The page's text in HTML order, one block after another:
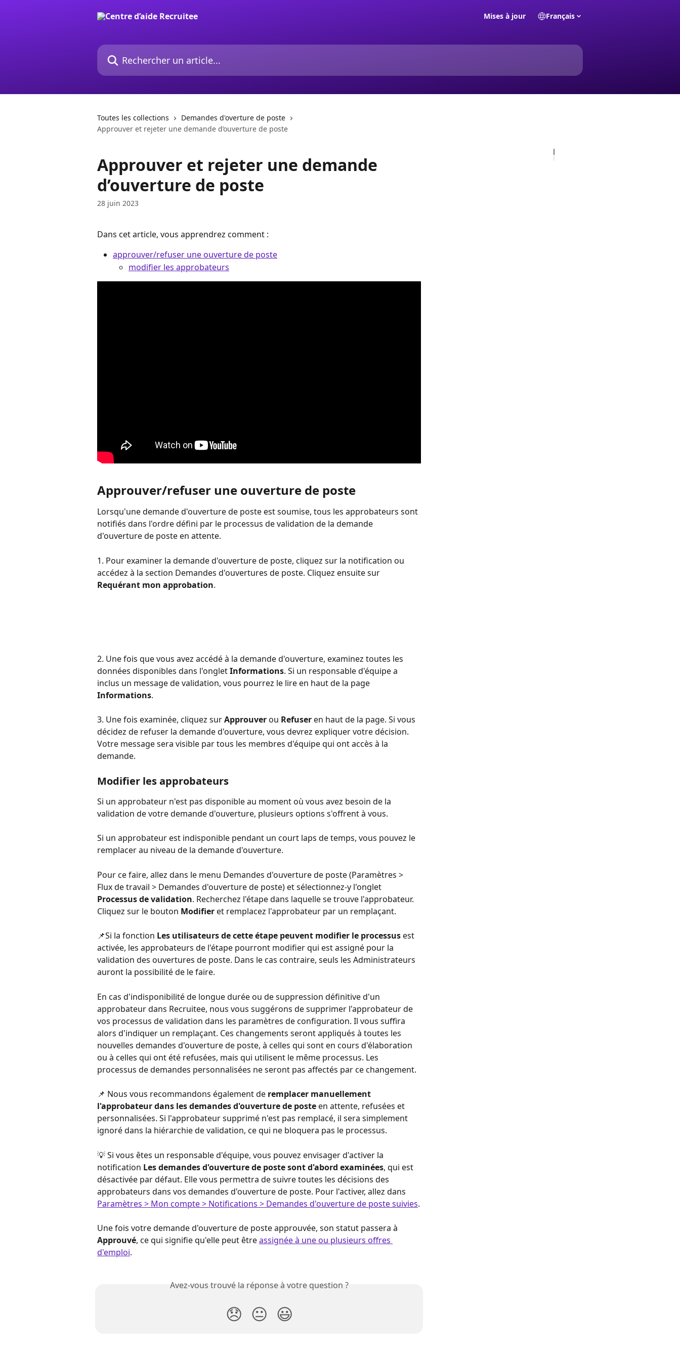
Mises à jour Français
Rechercher un article...
Toutes les collections
Demandes d'overture de poste
Approuver et rejeter une demande d’ouverture de poste
Approuver et rejeter une demande
d’ouverture de poste
28 juin 2023
Dans cet article, vous apprendrez comment :︎
approuver/refuser une ouverture de poste
modifier les approbateurs
Approuver/refuser une ouverture de poste
Lorsqu'une demande d'ouverture de poste est soumise, tous les approbateurs sont
notifiés dans l'ordre défini par le processus de validation de la demande
d'ouverture de poste en attente.
1. Pour examiner la demande d'ouverture de poste, cliquez sur la notification ou
accédez à la section Demandes d'ouvertures de poste. Cliquez ensuite sur
Requérant mon approbation.
2. Une fois que vous avez accédé à la demande d'ouverture, examinez toutes les
données disponibles dans l'onglet Informations. Si un responsable d'équipe a
inclus un message de validation, vous pourrez le lire en haut de la page
Informations. ︎
3. Une fois examinée, cliquez sur Approuver ou Refuser en haut de la page. Si vous
décidez de refuser la demande d'ouverture, vous devrez expliquer votre décision.
Votre message sera visible par tous les membres d'équipe qui ont accès à la
demande.
Modifier les approbateurs
Si un approbateur n'est pas disponible au moment où vous avez besoin de la
validation de votre demande d'ouverture, plusieurs options s'offrent à vous.︎
Si un approbateur est indisponible pendant un court laps de temps, vous pouvez le
remplacer au niveau de la demande d'ouverture. ︎
Pour ce faire, allez dans le menu Demandes d'ouverture de poste (Paramètres >
Flux de travail > Demandes d'ouverture de poste) et sélectionnez-y l'onglet
Processus de validation. Recherchez l'étape dans laquelle se trouve l'approbateur.
Cliquez sur le bouton Modifier et remplacez l'approbateur par un remplaçant.
📌Si la fonction Les utilisateurs de cette étape peuvent modifier le processus est
activée, les approbateurs de l'étape pourront modifier qui est assigné pour la
validation des ouvertures de poste. Dans le cas contraire, seuls les Administrateurs
auront la possibilité de le faire.
En cas d'indisponibilité de longue durée ou de suppression définitive d'un
approbateur dans Recruitee, nous vous suggérons de supprimer l'approbateur de
vos processus de validation dans les paramètres de configuration. Il vous suffira
alors d'indiquer un remplaçant. Ces changements seront appliqués à toutes les
nouvelles demandes d'ouverture de poste, à celles qui sont en cours d'élaboration
ou à celles qui ont été refusées, mais qui utilisent le même processus. Les
processus de demandes personnalisées ne seront pas affectés par ce changement.︎
📌 Nous vous recommandons également de remplacer manuellement
l'approbateur dans les demandes d'ouverture de poste en attente, refusées et
personnalisées. Si l'approbateur supprimé n'est pas remplacé, il sera simplement
ignoré dans la hiérarchie de validation, ce qui ne bloquera pas le processus.︎
💡 Si vous êtes un responsable d'équipe, vous pouvez envisager d'activer la
notification Les demandes d'ouverture de poste sont d'abord examinées, qui est
désactivée par défaut. Elle vous permettra de suivre toutes les décisions des
approbateurs dans vos demandes d'ouverture de poste. Pour l'activer, allez dans
Paramètres > Mon compte > Notifications > Demandes d'ouverture de poste suivies.
Une fois votre demande d'ouverture de poste approuvée, son statut passera à
Approuvé, ce qui signifie qu'elle peut être assignée à une ou plusieurs offres
d'emploi.
Avez-vous trouvé la réponse à votre question ?
😞 😐 😃